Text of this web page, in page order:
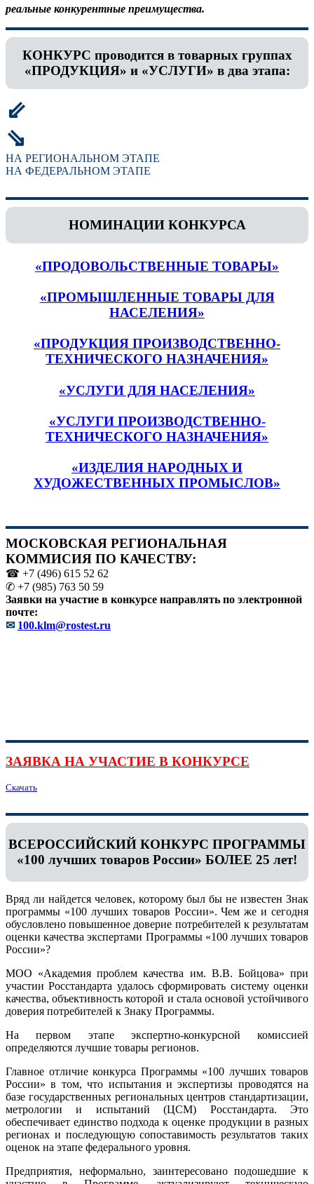
реальные конкурентные преимущества.
КОНКУРС проводится в товарных группах
«ПРОДУКЦИЯ» и «УСЛУГИ» в два этапа:
⇙
⇘
НА РЕГИОНАЛЬНОМ ЭТАПЕ
НА ФЕДЕРАЛЬНОМ ЭТАПЕ
НОМИНАЦИИ КОНКУРСА
«ПРОДОВОЛЬСТВЕННЫЕ ТОВАРЫ»
«ПРОМЫШЛЕННЫЕ ТОВАРЫ ДЛЯ
НАСЕЛЕНИЯ»
«ПРОДУКЦИЯ ПРОИЗВОДСТВЕННО-
ТЕХНИЧЕСКОГО НАЗНАЧЕНИЯ»
«УСЛУГИ ДЛЯ НАСЕЛЕНИЯ»
«УСЛУГИ ПРОИЗВОДСТВЕННО-
ТЕХНИЧЕСКОГО НАЗНАЧЕНИЯ»
«ИЗДЕЛИЯ НАРОДНЫХ И
ХУДОЖЕСТВЕННЫХ ПРОМЫСЛОВ»
МОСКОВСКАЯ РЕГИОНАЛЬНАЯ
КОММИСИЯ ПО КАЧЕСТВУ:
☎ +7 (496) 615 52 62
✆ +7 (985) 763 50 59
Заявки на участие в конкурсе направлять по электронной
почте:
✉ 100.klm@rostest.ru
ЗАЯВКА НА УЧАСТИЕ В КОНКУРСЕ
Скачать
ВСЕРОССИЙСКИЙ КОНКУРС ПРОГРАММЫ
«100 лучших товаров России» БОЛЕЕ 25 лет!
Вряд ли найдется человек, которому был бы не известен Знак
программы «100 лучших товаров России». Чем же и сегодня
обусловлено повышенное доверие потребителей к результатам
оценки качества экспертами Программы «100 лучших товаров
России»?
МОО «Академия проблем качества им. В.В. Бойцова» при
участии Росстандарта удалось сформировать систему оценки
качества, объективность которой и стала основой устойчивого
доверия потребителей к Знаку Программы.
На первом этапе экспертно-конкурсной комиссией
определяются лучшие товары регионов.
Главное отличие конкурса Программы «100 лучших товаров
России» в том, что испытания и экспертизы проводятся на
базе государственных региональных центров стандартизации,
метрологии и испытаний (ЦCM) Росстандарта. Это
обеспечивает единство подхода к оценке продукции в разных
регионах и последующую сопоставимость результатов таких
оценок на этапе федерального уровня.
Предприятия, неформально, заинтересовано подошедшие к